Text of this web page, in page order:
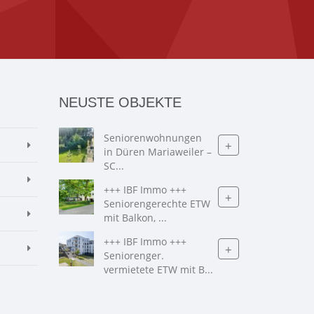
NEUSTE OBJEKTE
Seniorenwohnungen
in Düren Mariaweiler –
SC...
+
+++ IBF Immo +++
Seniorengerechte ETW
mit Balkon, ...
+
+++ IBF Immo +++
Seniorenger.
vermietete ETW mit B...
+